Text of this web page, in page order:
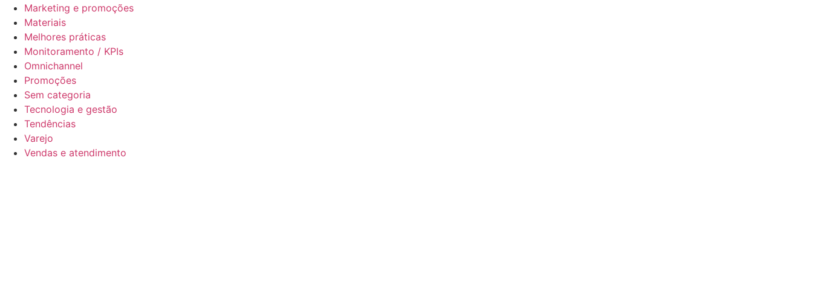
Marketing e promoções
Materiais
Melhores práticas
Monitoramento / KPIs
Omnichannel
Promoções
Sem categoria
Tecnologia e gestão
Tendências
Varejo
Vendas e atendimento